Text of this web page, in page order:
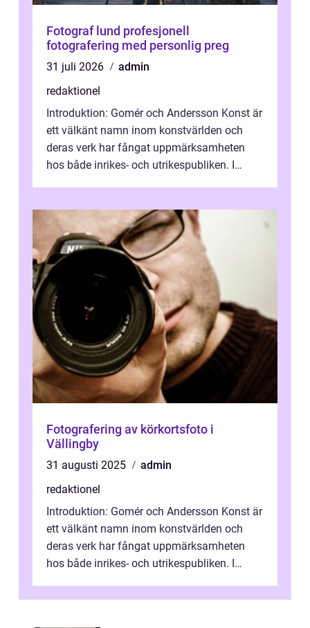
Fotograf lund profesjonell
fotografering med personlig preg
31 juli 2026
admin
redaktionel
Introduktion: Gomér och Andersson Konst är
ett välkänt namn inom konstvärlden och
deras verk har fångat uppmärksamheten
hos både inrikes- och utrikespubliken. I
Fotografering av körkortsfoto i
Vällingby
31 augusti 2025
admin
redaktionel
Introduktion: Gomér och Andersson Konst är
ett välkänt namn inom konstvärlden och
deras verk har fångat uppmärksamheten
hos både inrikes- och utrikespubliken. I